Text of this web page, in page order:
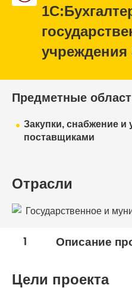
учреждения
Предметные
Закупки, снабжение
поставщиками
Отрасли
Государственное и
1 Описание
Цели проекта